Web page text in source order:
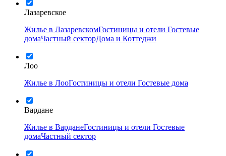
Лазаревское
Жилье в ЛазаревскомГостиницы и отели Гостевые
домаЧастный секторДома и Коттеджи
Лоо
Жилье в ЛооГостиницы и отели Гостевые дома
Вардане
Жилье в ВарданеГостиницы и отели Гостевые
домаЧастный сектор